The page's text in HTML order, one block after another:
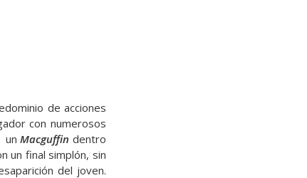
de acciones
con numerosos
un Macguffin dentro
un final simplón, sin
del joven.